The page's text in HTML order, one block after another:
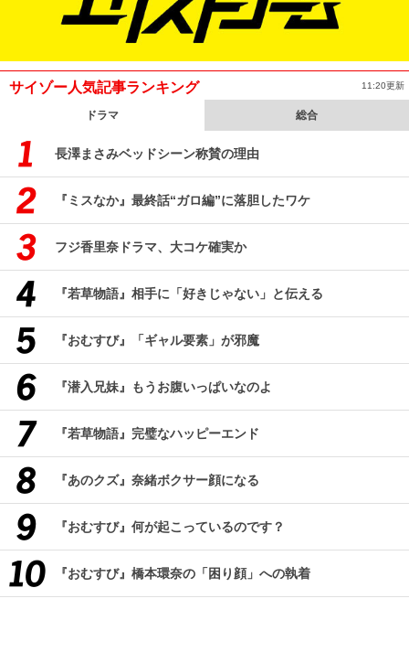
サイゾー人気記事ランキング 11:20更新
ドラマ 総合
長澤まさみベッドシーン称賛の理由
『ミスなか』最終話“ガロ編”に落胆したワケ
フジ香里奈ドラマ、大コケ確実か
『若草物語』相手に「好きじゃない」と伝える
『おむすび』「ギャル要素」が邪魔
『潜入兄妹』もうお腹いっぱいなのよ
『若草物語』完璧なハッピーエンド
『あのクズ』奈緒ボクサー顔になる
『おむすび』何が起こっているのです？
『おむすび』橋本環奈の「困り顔」への執着